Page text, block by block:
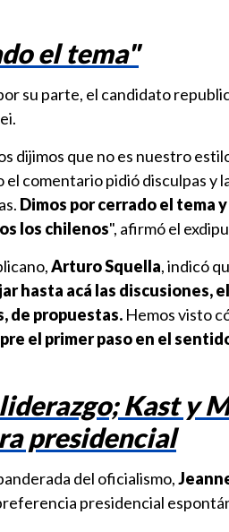
el tema"
su parte, el candidato
dijimos que no es nuestro
comentario pidió disculpas y
Dimos por cerrado el tema
los chilenos", afirmó el
Arturo Squella, indicó
hasta acá las discusiones,
de propuestas. Hemos visto
el primer paso en el
Kast y
presidencial
del oficialismo,
presidencial